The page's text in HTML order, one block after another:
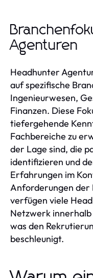
Agenturen
Headhunter
auf spezifische
Ingenieurwesen,
Finanzen. Diese
tiefergehende
Fachbereiche zu
der Lage sind, die
identifizieren und
Erfahrungen im
Anforderungen der
verfügen viele
Netzwerk
was den
beschleunigt.